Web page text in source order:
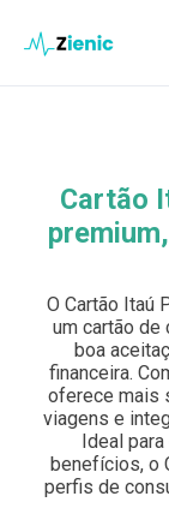
Investimento
Legal
Buscar:
Pulsa Enter
Cartão
O Cartão Itaú
um cartão
boa
financeira.
oferece mais
viagens e
Ideal
benefícios, o
perfis de